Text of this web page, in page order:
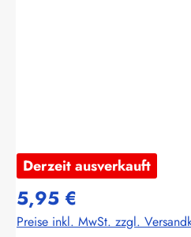
Derzeit ausverkauft
5,95 €
Preise inkl. MwSt. zzgl.